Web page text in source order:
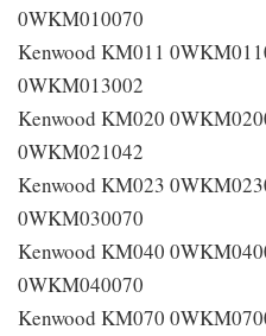
0WKM010070
Kenwood KM011
0WKM013002
Kenwood KM020
0WKM021042
Kenwood KM023
0WKM030070
Kenwood KM040
0WKM040070
Kenwood KM070